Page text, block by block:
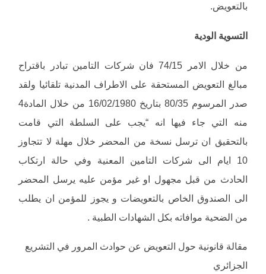
بالتعويض.
التسوية الودية
من خلال الامر 74/15 فان شركات التامين تبادر باقتراح
مبالغ التعويض المستحقة على الاطراف المدنية تلقائيا ولقد
صدر المرسوم 80/35 بتاريخ 16/02/1980 من خلال المادة4
منه التي جاء فيها انه “يجب على السلطة التي قامت
بالتحقيق ان ترسل نسخة من المحضر خلال مهلة لا تتجاوز
10 ايام الى شركات التامين المعنية وفي حالة ارتكاب
الحادث من قبل مجهول او غير مؤمن عليه يرسل المحضر
الى الصندوق الخاص بالتعويضات و يجوز للمؤمن ان يطلب
من الضحية موافاته بكل الشهادات الطبية .
مقالة قانونية حول التعويض عن حوادث المرور في التشريع
الجزائري